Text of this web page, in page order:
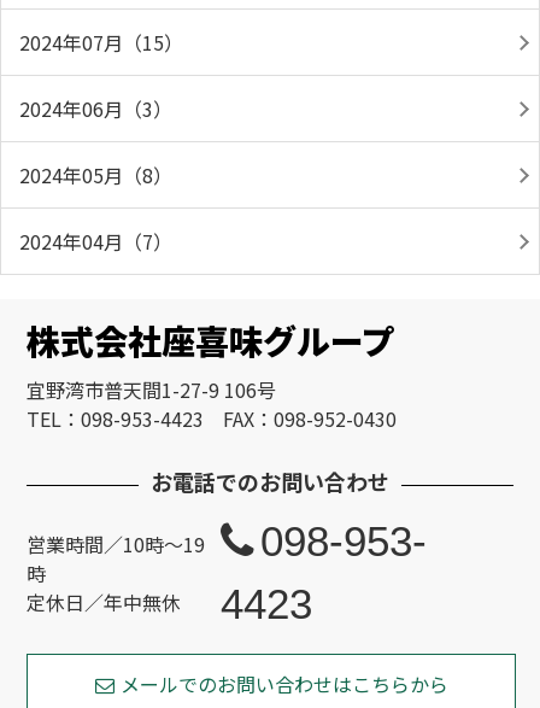
2024年07月（15）
2024年06月（3）
2024年05月（8）
2024年04月（7）
株式会社座喜味グループ
宜野湾市普天間1-27-9 106号
TEL：098-953-4423 FAX：098-952-0430
お電話でのお問い合わせ
営業時間／10時～19
時
定休日／年中無休
098-953-
4423
メールでのお問い合わせはこちらから